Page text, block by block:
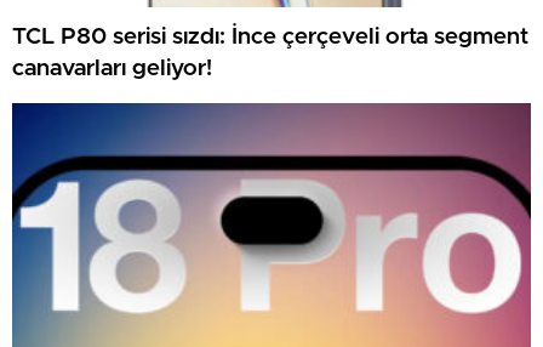
TCL P80 serisi sızdı: İnce çerçeveli orta segment
canavarları geliyor!